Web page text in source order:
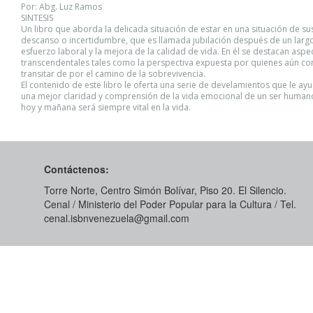
Por: Abg. Luz Ramos
SINTESIS
Un libro que aborda la delicada situación de estar en una situación de
descanso o incertidumbre, que es llamada jubilación después de un
esfuerzo laboral y la mejora de la calidad de vida. En él se destacan
transcendentales tales como la perspectiva expuesta por quienes aún
transitar de por el camino de la sobrevivencia.
El contenido de este libro le oferta una serie de develamientos que le
una mejor claridad y comprensión de la vida emocional de un ser
hoy y mañana será siempre vital en la vida.
Contáctenos:
Torre Norte, Centro Simón Bolívar, Piso 20. El Silencio.
Cenal / Ministerio del Poder Popular para la Cultura / Tel.
cenal.isbnvenezuela@gmail.com